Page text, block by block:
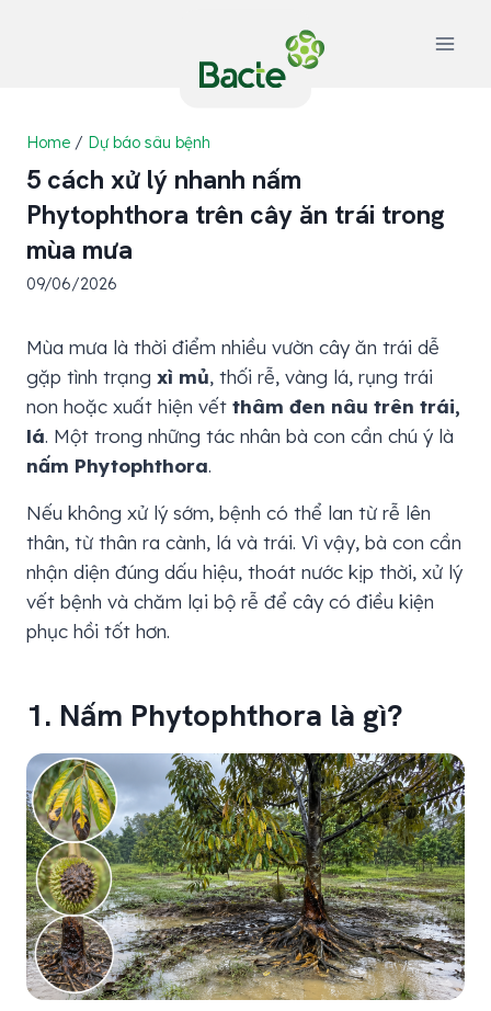
Home / Dự báo sâu bệnh
5 cách xử lý nhanh nấm
Phytophthora trên cây ăn trái trong
mùa mưa
09/06/2026
Mùa mưa là thời điểm nhiều vườn cây ăn trái dễ
gặp tình trạng xì mủ, thối rễ, vàng lá, rụng trái
non hoặc xuất hiện vết thâm đen nâu trên trái,
lá. Một trong những tác nhân bà con cần chú ý là
nấm Phytophthora.
Nếu không xử lý sớm, bệnh có thể lan từ rễ lên
thân, từ thân ra cành, lá và trái. Vì vậy, bà con cần
nhận diện đúng dấu hiệu, thoát nước kịp thời, xử lý
vết bệnh và chăm lại bộ rễ để cây có điều kiện
phục hồi tốt hơn.
1. Nấm Phytophthora là gì?